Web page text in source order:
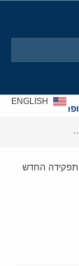
אנטישמיות
ENGLISH
תפקידה החדש